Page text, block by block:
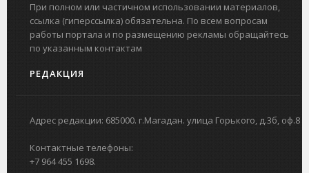
При полном или частичном использовании материалов,
ссылка (гиперссылка) обязательна. По всем вопросам
работы портала и по размещению рекламы обращайтесь
по указанным контактам
РЕДАКЦИЯ
Адрес редакции: 685000. г.Магадан. улица Горького, д.3б, оф.8
Контактные телефоны:
+7 964 455 1698.